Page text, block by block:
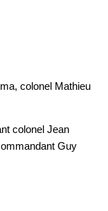
colonel Mathieu
colonel Jean
Guy